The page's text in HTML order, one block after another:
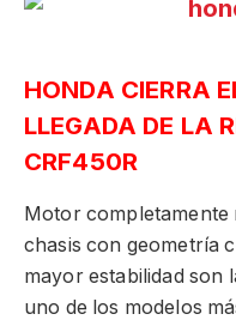
HONDA CIERRA
LLEGADA DE LA
CRF450R
Motor completamente
chasis con geometría
mayor estabilidad son
uno de los modelos